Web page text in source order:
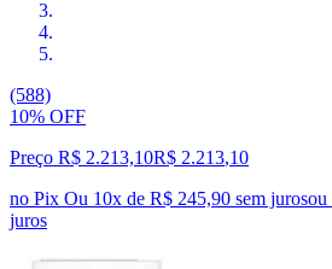
(588)
10% OFF
Preço R$ 2.213,10R$ 2.213,10
no Pix Ou 10x de R$ 245,90 sem jurosou
juros